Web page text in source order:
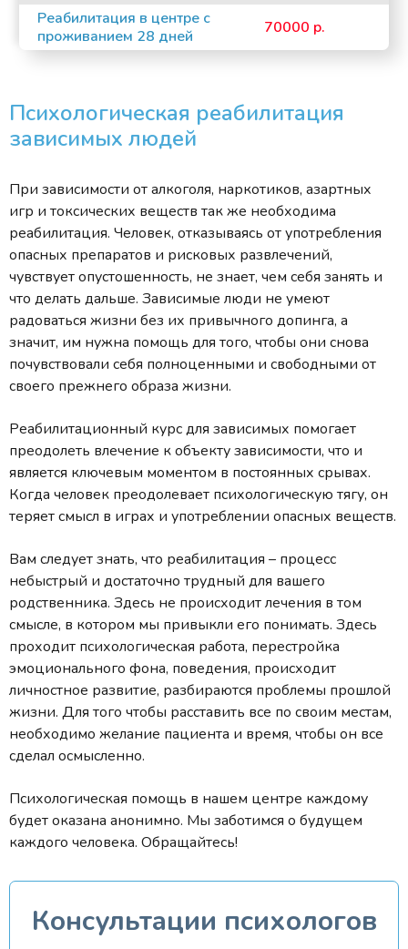
Реабилитация в центре с
проживанием 28 дней
70000 р.
Психологическая реабилитация
зависимых людей
При зависимости от алкоголя, наркотиков, азартных
игр и токсических веществ так же необходима
реабилитация. Человек, отказываясь от употребления
опасных препаратов и рисковых развлечений,
чувствует опустошенность, не знает, чем себя занять и
что делать дальше. Зависимые люди не умеют
радоваться жизни без их привычного допинга, а
значит, им нужна помощь для того, чтобы они снова
почувствовали себя полноценными и свободными от
своего прежнего образа жизни.
Реабилитационный курс для зависимых помогает
преодолеть влечение к объекту зависимости, что и
является ключевым моментом в постоянных срывах.
Когда человек преодолевает психологическую тягу, он
теряет смысл в играх и употреблении опасных веществ.
Вам следует знать, что реабилитация – процесс
небыстрый и достаточно трудный для вашего
родственника. Здесь не происходит лечения в том
смысле, в котором мы привыкли его понимать. Здесь
проходит психологическая работа, перестройка
эмоционального фона, поведения, происходит
личностное развитие, разбираются проблемы прошлой
жизни. Для того чтобы расставить все по своим местам,
необходимо желание пациента и время, чтобы он все
сделал осмысленно.
Психологическая помощь в нашем центре каждому
будет оказана анонимно. Мы заботимся о будущем
каждого человека. Обращайтесь!
Консультации психологов